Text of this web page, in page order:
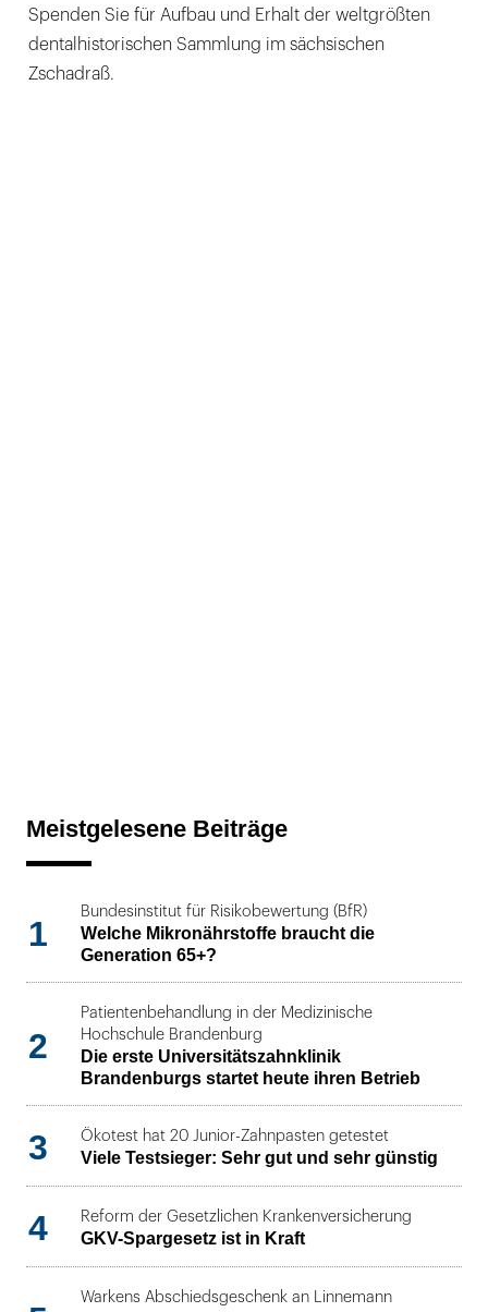
Spenden Sie für Aufbau und Erhalt der weltgrößten
dentalhistorischen Sammlung im sächsischen
Zschadraß.
Meistgelesene Beiträge
1
Bundesinstitut für Risikobewertung (BfR)
Welche Mikronährstoffe braucht die
Generation 65+?
2
Patientenbehandlung in der Medizinische
Hochschule Brandenburg
Die erste Universitätszahnklinik
Brandenburgs startet heute ihren Betrieb
3 Ökotest hat 20 Junior-Zahnpasten getestet
Viele Testsieger: Sehr gut und sehr günstig
4 Reform der Gesetzlichen Krankenversicherung
GKV-Spargesetz ist in Kraft
Warkens Abschiedsgeschenk an Linnemann